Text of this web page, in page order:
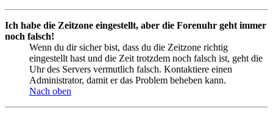
Ich habe die Zeitzone eingestellt, aber die Forenuhr geht immer
noch falsch!
Wenn du dir sicher bist, dass du die Zeitzone richtig
eingestellt hast und die Zeit trotzdem noch falsch ist, geht die
Uhr des Servers vermutlich falsch. Kontaktiere einen
Administrator, damit er das Problem beheben kann.
Nach oben